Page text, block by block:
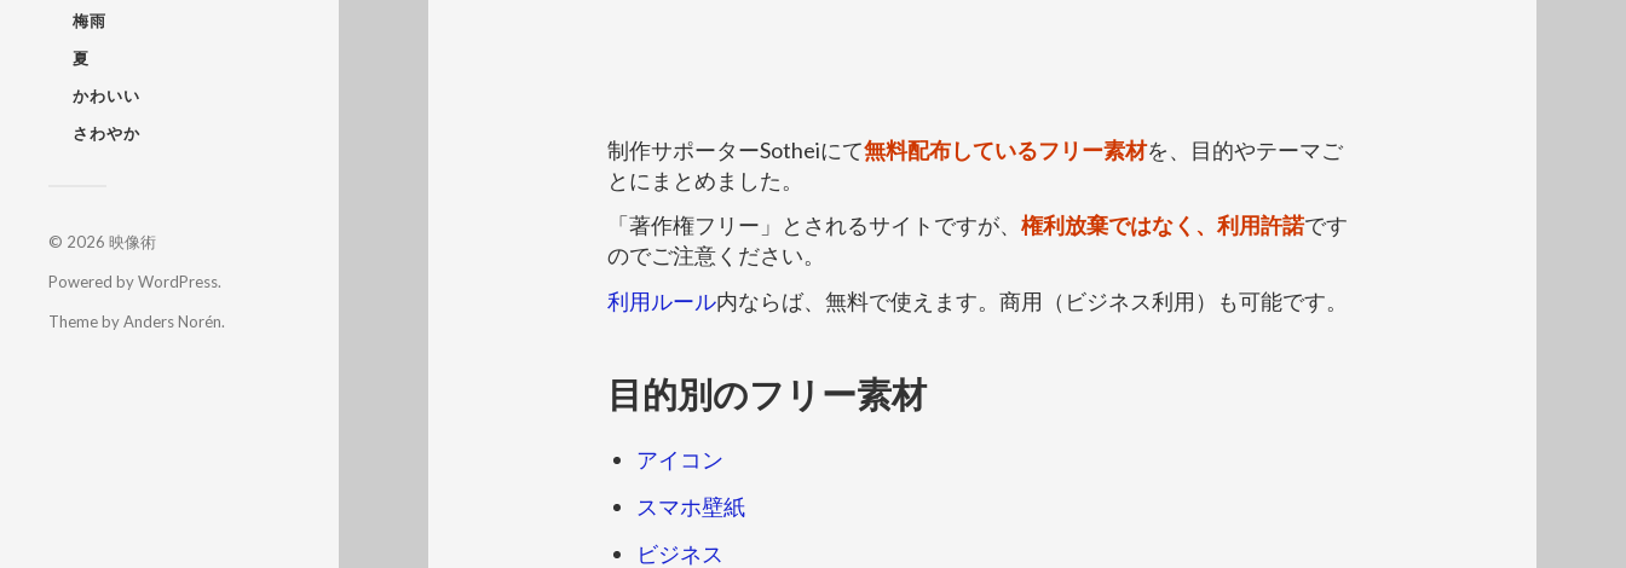
梅雨
夏
かわいい
さわやか
© 2026 映像術
Powered byWordPress.
Theme byAnders Norén.
制作サポーターSotheiにて無料配布しているフリー素材を、目的やテーマご
とにまとめました。
「著作権フリー」とされるサイトですが、 権利放棄ではなく、利用許諾です
のでご注意ください。
利用ルール内ならば、無料で使えます。商用（ビジネス利用）も可能です。
目的別のフリー素材
アイコン
スマホ壁紙
ビジネス